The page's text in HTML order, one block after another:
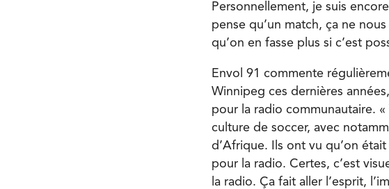
Personnellement, je suis
pense qu’un match, ça ne
qu’on en fasse plus si c’est
Envol 91 commente
Winnipeg ces dernières
pour la radio communautaire.
culture de soccer, avec
d’Afrique. Ils ont vu qu’on
pour la radio. Certes, c’est
la radio. Ça fait aller l’esprit,